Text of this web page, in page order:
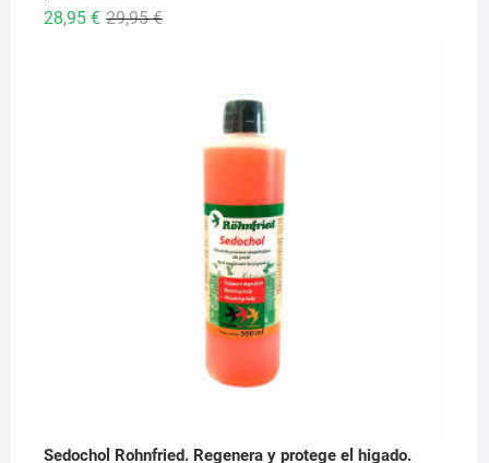
29,95€El
28,95 €
El
Sedochol Rohnfried. Regenera y protege el higado.